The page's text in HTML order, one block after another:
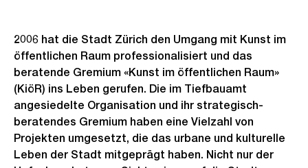
2006 hat die Stadt Zürich den Umgang mit Kunst im
öffentlichen Raum professionalisiert und das
beratende Gremium «Kunst im öffentlichen Raum»
(KiöR) ins Leben gerufen. Die im Tiefbauamt
angesiedelte Organisation und ihr strategisch-
beratendes Gremium haben eine Vielzahl von
Projekten umgesetzt, die das urbane und kulturelle
Leben der Stadt mitgeprägt haben. Nicht nur der